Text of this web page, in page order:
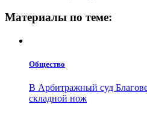
Материалы по теме:
Общество
В Арбитражный суд
складной нож